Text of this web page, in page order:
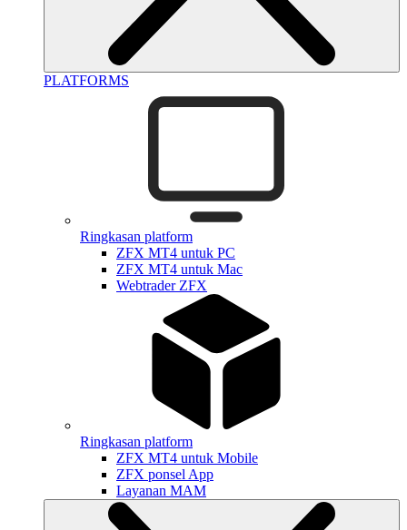
PLATFORMS
Ringkasan platform
ZFX MT4 untuk PC
ZFX MT4 untuk Mac
Webtrader ZFX
Ringkasan platform
ZFX MT4 untuk Mobile
ZFX ponsel App
Layanan MAM